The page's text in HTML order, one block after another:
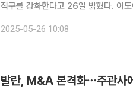
직구를 강화한다고 26일 밝혔다. 어도어럭스는 유럽 등 글로벌 현지 인기 부티크 및 최신 트렌드의
물론, 실속형 아이템, 한정수량 리미
2025-05-26 10:08
발란, M&A 본격화⋯주관사